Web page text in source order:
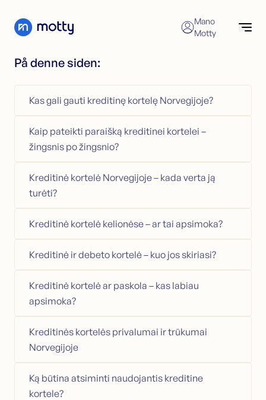
Mano
Motty
Patikrinkite galimybes
Vartojimo paskola
Kredito kortelė
Būsto paskola
Kreipkitės dėl vartojimo paskolos
Vartojimo paskolų refinansavimas
Vartojimo paskolos skaičiuoklė
Refinansavimas
Refinansavimas be užstato
Refinansavimas su užstatu
Konsultavimas finansų klausimais
Kredito kortelė
Kreipkitės dėl kredito kortelės
Kredito kortelės skaičiuoklė (NO)
Būsto paskola
Pasiskolinkite būstui
Sujunkite turimas paskolas
Būsto paskolos skaičiuoklė
Klientų aptarnavimas
Susisiekite su mumis
Gidas (NO)
På denne siden:
Kas gali gauti kreditinę kortelę Norvegijoje?
Kaip pateikti paraišką kreditinei kortelei –
žingsnis po žingsnio?
Kreditinė kortelė Norvegijoje – kada verta ją
turėti?
Kreditinė kortelė kelionėse – ar tai apsimoka?
Kreditinė ir debeto kortelė – kuo jos skiriasi?
Kreditinė kortelė ar paskola – kas labiau
apsimoka?
Kreditinės kortelės privalumai ir trūkumai
Norvegijoje
Ką būtina atsiminti naudojantis kreditine
kortele?